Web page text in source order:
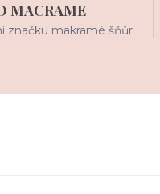
MACRAME
značku makramé šňůr